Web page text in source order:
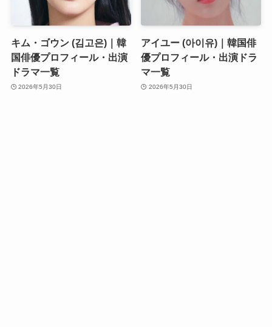
キム・ゴウン (김고은)｜韓
国俳優プロフィール・出演
ドラマ一覧
2026年5月30日
アイユー (아이유)｜韓国俳
優プロフィール・出演ドラ
マ一覧
2026年5月30日